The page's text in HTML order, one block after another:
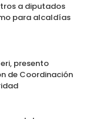
a diputados
para alcaldías
presento
de Coordinación